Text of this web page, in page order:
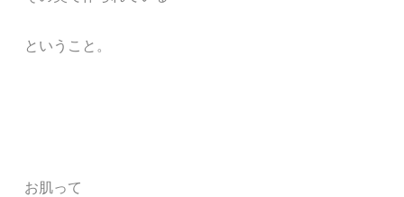
ということ。
お肌って